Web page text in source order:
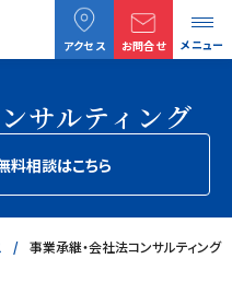
アクセス お問合せ メニュー
サルティング
料相談はこちら
事業承継・会社法コンサルティング